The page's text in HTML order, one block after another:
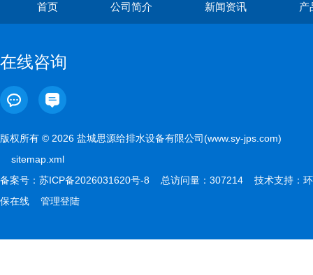
首页 公司简介 新闻资讯 产
在线咨询
版权所有 © 2026 盐城思源给排水设备有限公司(www.sy-jps.com)
sitemap.xml
备案号： 苏ICP备2026031620号-8 总访问量：307214 技术支持： 环
保在线
管理登陆